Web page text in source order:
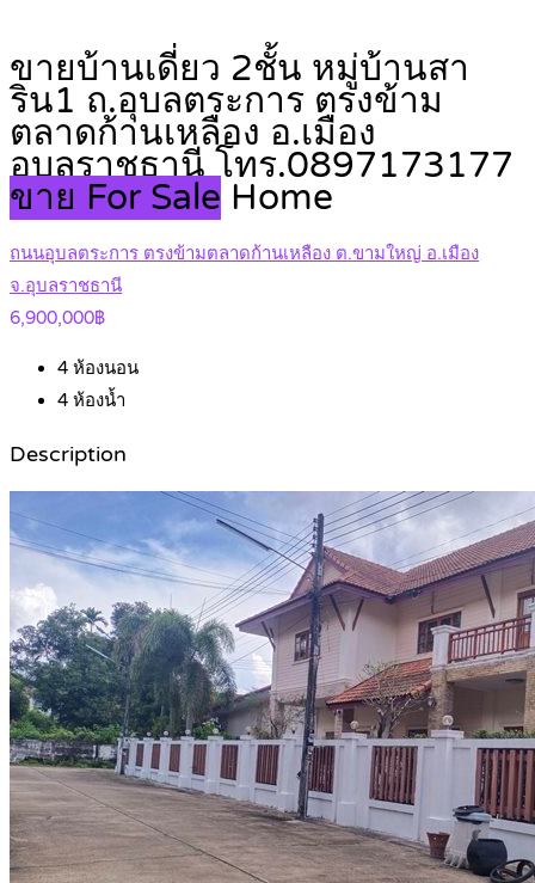
ขายบ้านเดี่ยว 2ชั้น หมู่บ้านสา
ริน1 ถ.อุบลตระการ ตรงข้าม
ตลาดก้านเหลือง อ.เมือง
อุบลราชธานี โทร.0897173177
ขาย For Sale Home
ถนนอุบลตระการ ตรงข้ามตลาดก้านเหลือง ต.ขามใหญ่ อ.เมือง
จ.อุบลราชธานี
6,900,000฿
4 ห้องนอน
4 ห้องน้ำ
Description